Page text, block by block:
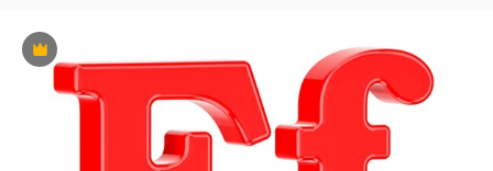
พรีเมี่ยม